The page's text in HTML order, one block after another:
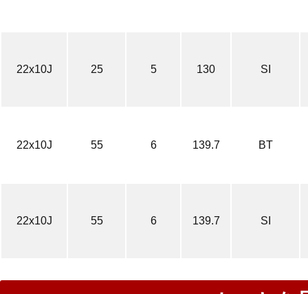
22x10J 25 5 130 SI
22x10J 55 6 139.7 BT
22x10J 55 6 139.7 SI